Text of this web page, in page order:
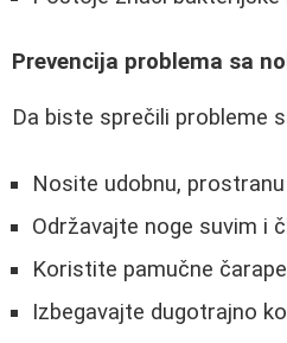
Prevencija problema sa
Da biste sprečili probleme
Nosite udobnu,
Održavajte noge suvim i
Koristite pamučne čarape
Izbegavajte dugotrajno